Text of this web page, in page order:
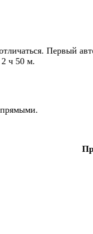
Первый
2 ч 50 м.
прямыми.